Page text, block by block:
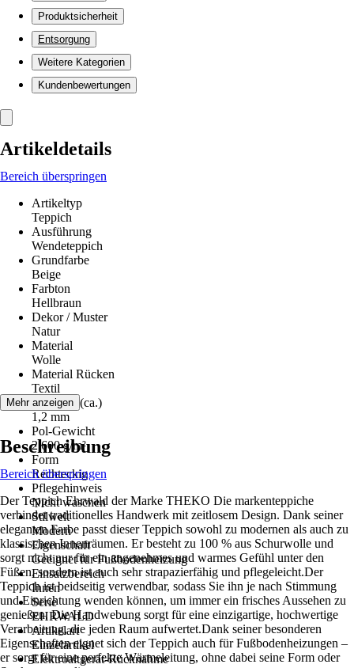
Produktsicherheit
Entsorgung
Weitere Kategorien
Kundenbewertungen
Artikeldetails
Bereich überspringen
Artikeltyp
Teppich
Ausführung
Wendeteppich
Grundfarbe
Beige
Farbton
Hellbraun
Dekor / Muster
Natur
Material
Wolle
Material Rücken
Textil
Florhöhe (ca.)
1,2 mm
Pol-Gewicht
2.600 g/m²
Form
Rechteckig
Pflegehinweis
Nicht waschen
Stilwelt
Modern
Eigenschaft
Geeignet für Fußbodenheizung
Einsatzbereich
Innen
Serie
EHRWALD
Artikelart
Einzelartikel
Elektroaltgerät-Rücknahme
Mehr anzeigen
Beschreibung
Bereich überspringen
Der Teppich Ehrwald der Marke THEKO Die markenteppiche
verbindet traditionelles Handwerk mit zeitlosem Design. Dank seiner
eleganten Farbe passt dieser Teppich sowohl zu modernen als auch zu
klassischen Innenräumen. Er besteht zu 100 % aus Schurwolle und
sorgt nicht nur für ein angenehmes und warmes Gefühl unter den
Füßen, sondern ist auch sehr strapazierfähig und pflegeleicht.Der
Teppich ist beidseitig verwendbar, sodass Sie ihn je nach Stimmung
und Einrichtung wenden können, um immer ein frisches Aussehen zu
genießen. Die Handwebung sorgt für eine einzigartige, hochwertige
Verarbeitung, die jeden Raum aufwertet.Dank seiner besonderen
Eigenschaften eignet sich der Teppich auch für Fußbodenheizungen –
er sorgt für eine perfekte Wärmeleitung, ohne dabei seine Form oder